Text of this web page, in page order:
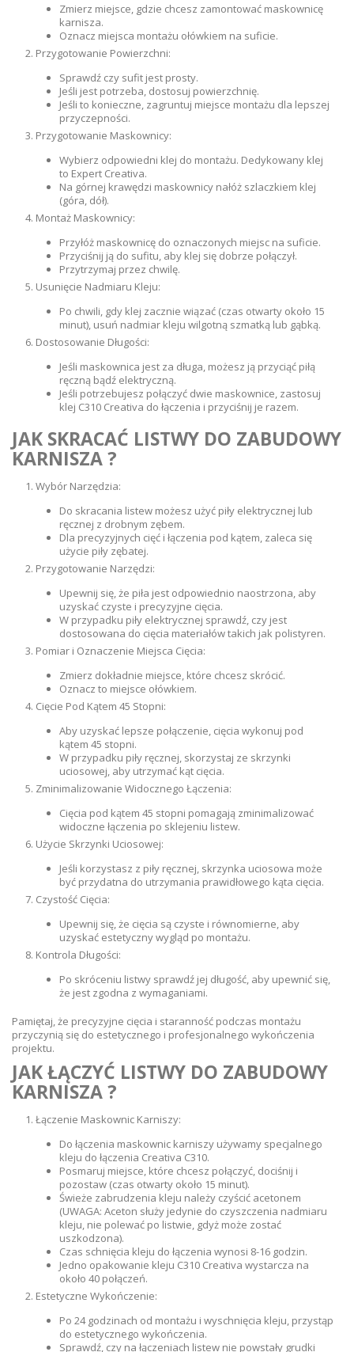
Zmierz miejsce, gdzie chcesz zamontować maskownicę
karnisza.
Oznacz miejsca montażu ołówkiem na suficie.
Przygotowanie Powierzchni:
Sprawdź czy sufit jest prosty.
Jeśli jest potrzeba, dostosuj powierzchnię.
Jeśli to konieczne, zagruntuj miejsce montażu dla lepszej
przyczepności.
Przygotowanie Maskownicy:
Wybierz odpowiedni klej do montażu. Dedykowany klej
to Expert Creativa.
Na górnej krawędzi maskownicy nałóż szlaczkiem klej
(góra, dół).
Montaż Maskownicy:
Przyłóż maskownicę do oznaczonych miejsc na suficie.
Przyciśnij ją do sufitu, aby klej się dobrze połączył.
Przytrzymaj przez chwilę.
Usunięcie Nadmiaru Kleju:
Po chwili, gdy klej zacznie wiązać (czas otwarty około 15
minut), usuń nadmiar kleju wilgotną szmatką lub gąbką.
Dostosowanie Długości:
Jeśli maskownica jest za długa, możesz ją przyciąć piłą
ręczną bądź elektryczną.
Jeśli potrzebujesz połączyć dwie maskownice, zastosuj
klej C310 Creativa do łączenia i przyciśnij je razem.
JAK SKRACAĆ LISTWY DO ZABUDOWY
KARNISZA?
Wybór Narzędzia:
Do skracania listew możesz użyć piły elektrycznej lub
ręcznej z drobnym zębem.
Dla precyzyjnych cięć i łączenia pod kątem, zaleca się
użycie piły zębatej.
Przygotowanie Narzędzi:
Upewnij się, że piła jest odpowiednio naostrzona, aby
uzyskać czyste i precyzyjne cięcia.
W przypadku piły elektrycznej sprawdź, czy jest
dostosowana do cięcia materiałów takich jak polistyren.
Pomiar i Oznaczenie Miejsca Cięcia:
Zmierz dokładnie miejsce, które chcesz skrócić.
Oznacz to miejsce ołówkiem.
Cięcie Pod Kątem 45 Stopni:
Aby uzyskać lepsze połączenie, cięcia wykonuj pod
kątem 45 stopni.
W przypadku piły ręcznej, skorzystaj ze skrzynki
uciosowej, aby utrzymać kąt cięcia.
Zminimalizowanie Widocznego Łączenia:
Cięcia pod kątem 45 stopni pomagają zminimalizować
widoczne łączenia po sklejeniu listew.
Użycie Skrzynki Uciosowej:
Jeśli korzystasz z piły ręcznej, skrzynka uciosowa może
być przydatna do utrzymania prawidłowego kąta cięcia.
Czystość Cięcia:
Upewnij się, że cięcia są czyste i równomierne, aby
uzyskać estetyczny wygląd po montażu.
Kontrola Długości:
Po skróceniu listwy sprawdź jej długość, aby upewnić się,
że jest zgodna z wymaganiami.
Pamiętaj, że precyzyjne cięcia i staranność podczas montażu
przyczynią się do estetycznego i profesjonalnego wykończenia
projektu.
JAK ŁĄCZYĆ LISTWY DO ZABUDOWY
KARNISZA ?
Łączenie Maskownic Karniszy:
Do łączenia maskownic karniszy używamy specjalnego
kleju do łączenia Creativa C310.
Posmaruj miejsce, które chcesz połączyć, dociśnij i
pozostaw (czas otwarty około 15 minut).
Świeże zabrudzenia kleju należy czyścić acetonem
(UWAGA: Aceton służy jedynie do czyszczenia nadmiaru
kleju, nie polewać po listwie, gdyż może zostać
uszkodzona).
Czas schnięcia kleju do łączenia wynosi 8-16 godzin.
Jedno opakowanie kleju C310 Creativa wystarcza na
około 40 połączeń.
Estetyczne Wykończenie:
Po 24 godzinach od montażu i wyschnięcia kleju, przystąp
do estetycznego wykończenia.
Sprawdź, czy na łączeniach listew nie powstały grudki